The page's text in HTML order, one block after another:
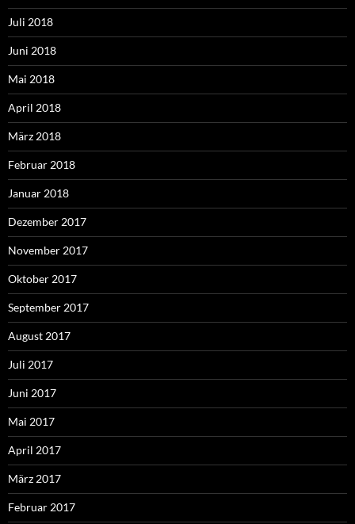
Juli 2018
Juni 2018
Mai 2018
April 2018
März 2018
Februar 2018
Januar 2018
Dezember 2017
November 2017
Oktober 2017
September 2017
August 2017
Juli 2017
Juni 2017
Mai 2017
April 2017
März 2017
Februar 2017